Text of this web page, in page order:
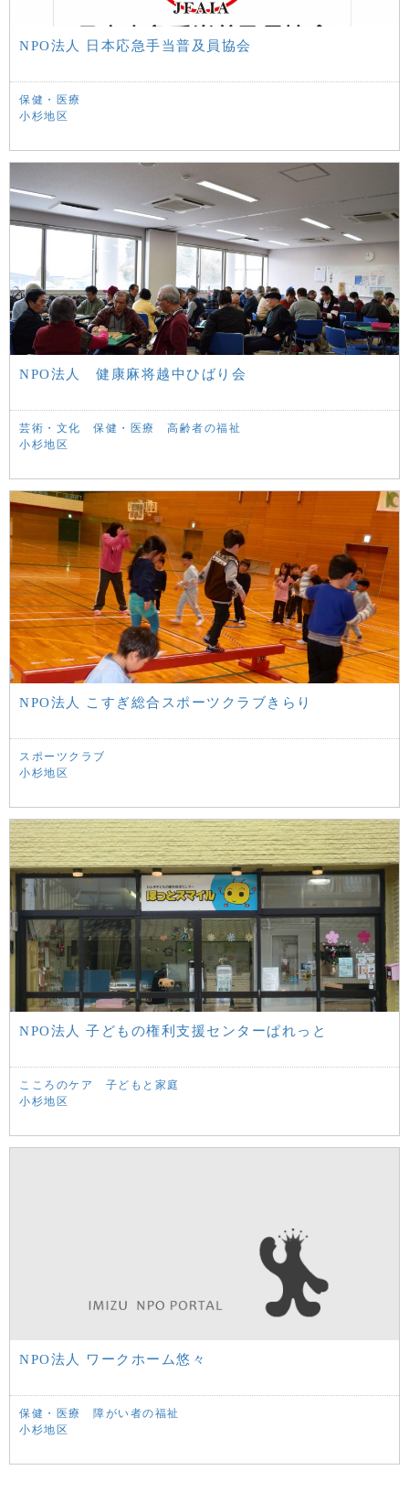
NPO法人 日本応急手当普及員協会
保健・医療
小杉地区
NPO法人 健康麻将越中ひばり会
芸術・文化 保健・医療
高齢者の福祉
小杉地区
NPO法人 こすぎ総合スポーツクラブきらり
スポーツクラブ
小杉地区
NPO法人 子どもの権利支援センターぱれっと
こころのケア
子どもと家庭
小杉地区
NPO法人 ワークホーム悠々
保健・医療
障がい者の福祉
小杉地区